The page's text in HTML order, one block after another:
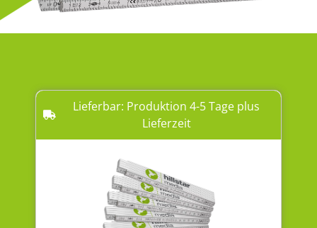
Lieferbar: Produktion 4-5 Tage plus
Lieferzeit